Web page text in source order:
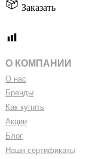
Заказать
О КОМПАНИИ
О нас
Бренды
Как купить
Акции
Блог
Наши сертификаты